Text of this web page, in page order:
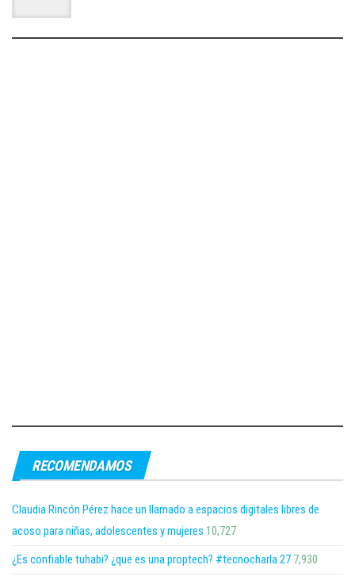
RECOMENDAMOS
Claudia Rincón Pérez hace un llamado a espacios digitales libres de
acoso para niñas, adolescentes y mujeres 10,727
¿Es confiable tuhabi? ¿que es una proptech? #tecnocharla 27 7,930